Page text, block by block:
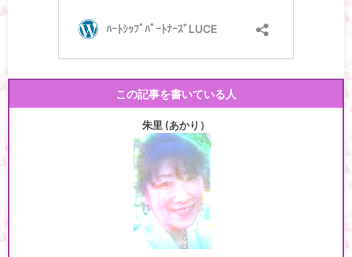
この記事を書いている人
朱里 (あかり）